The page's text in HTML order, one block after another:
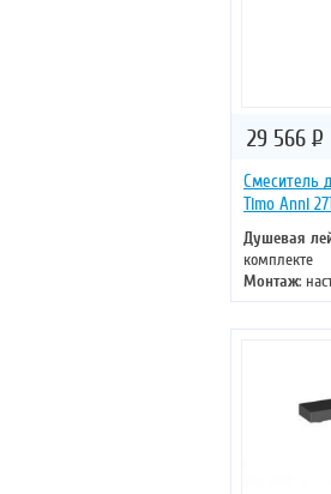
Смеситель
Timo Anni
Душевая
комплекте
Монтаж:
Управление
Цвет
29 566 Р